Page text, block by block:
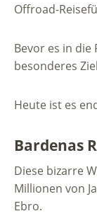
Offroad-
Bevor es in die
besonderes
Heute ist es
Bardenas
Diese bizarre
Millionen von
Ebro.